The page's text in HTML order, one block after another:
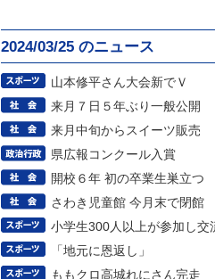
2024/03/25 のニュース
山本修平さん大会新でＶ
来月７日５年ぶり一般公開
来月中旬からスイーツ販売
県広報コンクール入賞
開校６年 初の卒業生巣立つ
さわき児童館 今月末で閉館
小学生300人以上が参加し交
「地元に恩返し」
ももクロ高城れにさん完走